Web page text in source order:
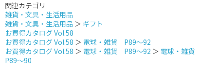
関連カテゴリ
雑貨・文具・生活用品
雑貨・文具・生活用品 ＞ ギフト
お買得カタログ Vol.58
お買得カタログ Vol.58 ＞ 電球・雑貨 P89～92
お買得カタログ Vol.58 ＞ 電球・雑貨 P89～92 ＞ 電球・雑貨
P89～90